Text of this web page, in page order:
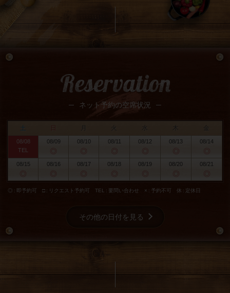
Reservation
ネット予約の空席状況
土 水 金
08/08
TEL
08/09 08/10 08/11 08/12 08/13 08/14
08/15 08/16 08/17 08/18 08/19 08/20 08/21
◎ 即予約可 □ リクエスト予約可 TEL 要問い合わせ × 予約不可 休 定休日
その他の日付を見る